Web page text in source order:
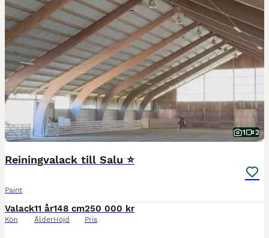
1 2
Reiningvalack till Salu ⭐️
Paint
Valack
Kön
11 år
Ålder
148 cm
Höjd
250 000 kr
Pris